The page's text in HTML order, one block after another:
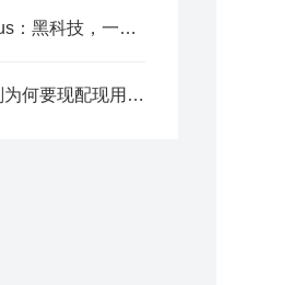
水质检测TE-600Plus：黑科技，一机搞定四大核心指标！
氨氮测定 | 纳氏试剂为何要现配现用？关键影响解析​